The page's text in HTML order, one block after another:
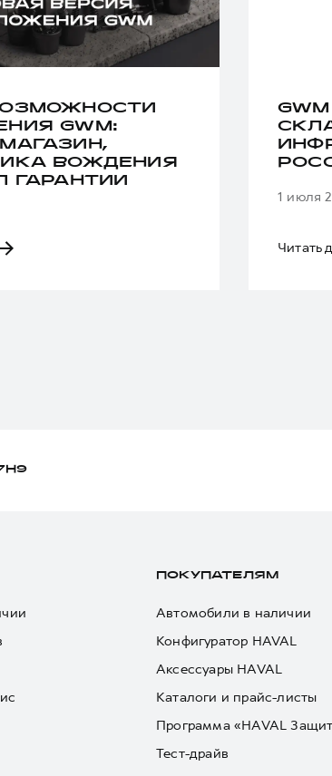
GWM:
ВОЖДЕНИЯ
ГАРАНТИИ
1 июля
Читать
H9
ПОКУПАТЕЛЯМ
Автомобили в наличии
Конфигуратор HAVAL
Аксессуары HAVAL
Каталоги и прайс-листы
Программа «HAVAL
Тест-драйв